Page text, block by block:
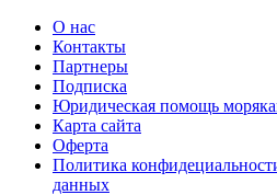
О нас
Контакты
Партнеры
Подписка
Юридическая помощь
Карта сайта
Оферта
Политика
данных